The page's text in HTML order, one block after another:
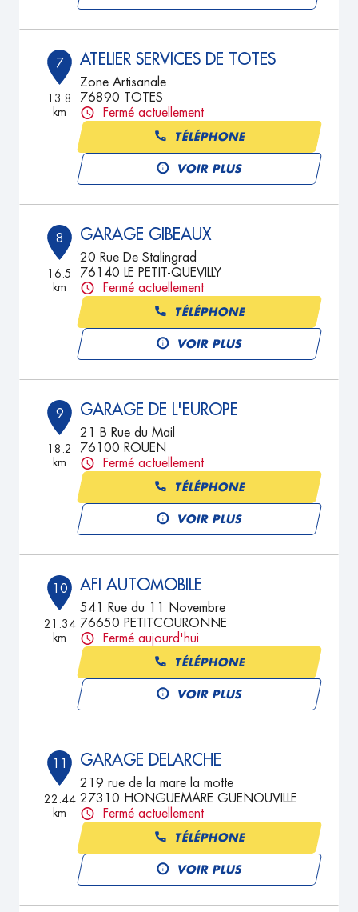
7
13.8
km
ATELIER SERVICES DE TOTES
Zone Artisanale
76890 TOTES
Fermé actuellement
TÉLÉPHONE
VOIR PLUS
8
16.5
km
GARAGE GIBEAUX
20 Rue De Stalingrad
76140 LE PETIT-QUEVILLY
Fermé actuellement
TÉLÉPHONE
VOIR PLUS
9
18.2
km
GARAGE DE L'EUROPE
21 B Rue du Mail
76100 ROUEN
Fermé actuellement
TÉLÉPHONE
VOIR PLUS
10
21.34
km
AFI AUTOMOBILE
541 Rue du 11 Novembre
76650 PETITCOURONNE
Fermé aujourd'hui
TÉLÉPHONE
VOIR PLUS
11
22.44
km
GARAGE DELARCHE
219 rue de la mare la motte
27310 HONGUEMARE GUENOUVILLE
Fermé actuellement
TÉLÉPHONE
VOIR PLUS